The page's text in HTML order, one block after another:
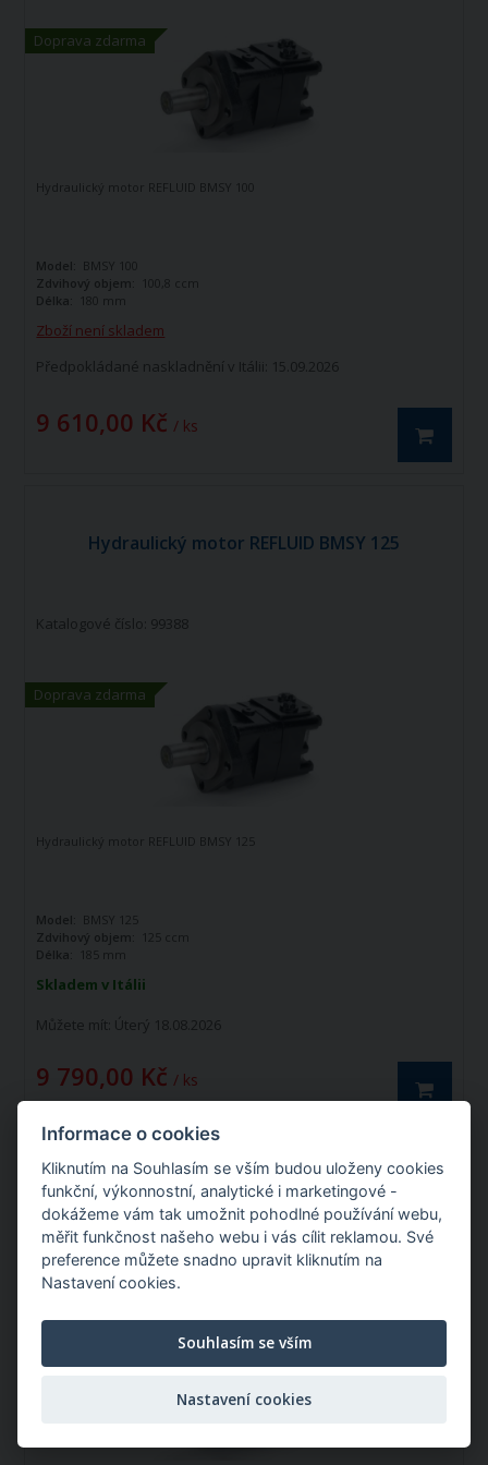
Doprava zdarma
Zboží není skladem
Předpokládané naskladnění v Itálii: 15.09.2026
9 610,00 Kč / ks
Hydraulický motor REFLUID BMSY 100
Model: BMSY 100
Zdvihový objem:
100,8 ccm
Délka:
180 mm
Hydraulický motor REFLUID BMSY 125
Doprava zdarma
Katalogové číslo: 99388
Skladem v Itálii
Můžete mít: Úterý 18.08.2026
9 790,00 Kč / ks
Hydraulický motor REFLUID BMSY 125
Model: BMSY 125
Zdvihový objem:
125 ccm
Délka:
185 mm
Hydraulický motor REFLUID BMSY 160
Katalogové číslo: 99389
Informace o cookies
Kliknutím na Souhlasím se vším budou uloženy cookies
funkční, výkonnostní, analytické i marketingové -
dokážeme vám tak umožnit pohodlné používání webu,
měřit funkčnost našeho webu i vás cílit reklamou. Své
preference můžete snadno upravit kliknutím na
Nastavení cookies.
Souhlasím se vším
Nastavení cookies